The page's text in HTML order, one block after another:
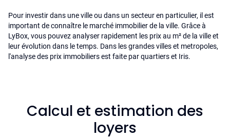
Pour investir dans une ville ou dans un secteur en particulier, il est
important de connaître le marché immobilier de la ville. Grâce à
LyBox, vous pouvez analyser rapidement les prix au m² de la ville et
leur évolution dans le temps. Dans les grandes villes et metropoles,
l'analyse des prix immobiliers est faite par quartiers et Iris.
Calcul et estimation des
loyers